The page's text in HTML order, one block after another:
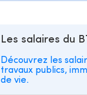
Les salaires du
Découvrez les
travaux publics,
de vie.